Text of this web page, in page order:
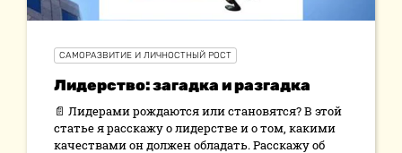
САМОРАЗВИТИЕ И ЛИЧНОСТНЫЙ РОСТ
Лидерство: загадка и разгадка
📄 Лидерами рождаются или становятся? В этой
статье я расскажу о лидерстве и о том, какими
качествами он должен обладать. Расскажу об